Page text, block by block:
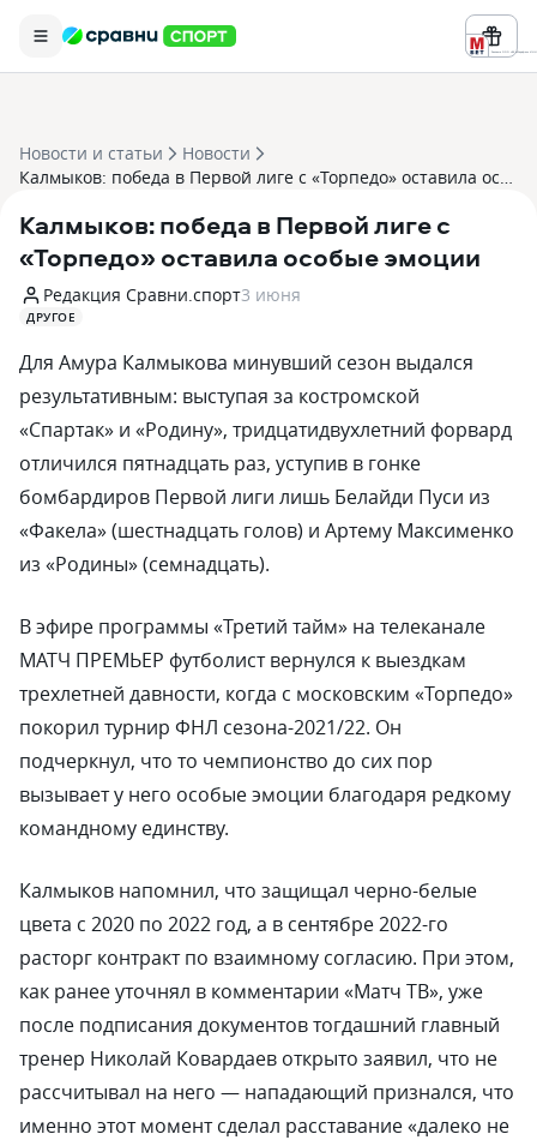
Реклама ООО «БК «Марафон» ИНН
Новости и статьи
Новости
Калмыков: победа в Первой лиге с «Торпедо» оставила особые эмоции
Калмыков: победа в Первой лиге с
«Торпедо» оставила особые эмоции
Редакция Сравни.спорт3 июня
ДРУГОЕ
Для Амура Калмыкова минувший сезон выдался
результативным: выступая за костромской
«Спартак» и «Родину», тридцатидвухлетний форвард
отличился пятнадцать раз, уступив в гонке
бомбардиров Первой лиги лишь Белайди Пуси из
«Факела» (шестнадцать голов) и Артему Максименко
из «Родины» (семнадцать).
В эфире программы «Третий тайм» на телеканале
МАТЧ ПРЕМЬЕР футболист вернулся к выездкам
трехлетней давности, когда с московским «Торпедо»
покорил турнир ФНЛ сезона-2021/22. Он
подчеркнул, что то чемпионство до сих пор
вызывает у него особые эмоции благодаря редкому
командному единству.
Калмыков напомнил, что защищал черно-белые
цвета с 2020 по 2022 год, а в сентябре 2022-го
расторг контракт по взаимному согласию. При этом,
как ранее уточнял в комментарии «Матч ТВ», уже
после подписания документов тогдашний главный
тренер Николай Ковардаев открыто заявил, что не
рассчитывал на него — нападающий признался, что
именно этот момент сделал расставание «далеко не